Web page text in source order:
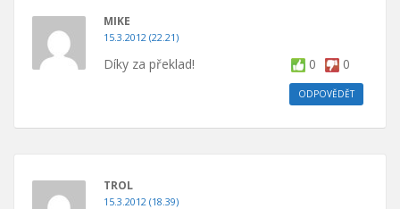
MIKE
15.3.2012 (22.21)
0 0
Díky za překlad!
ODPOVĚDĚT
TROL
15.3.2012 (18.39)